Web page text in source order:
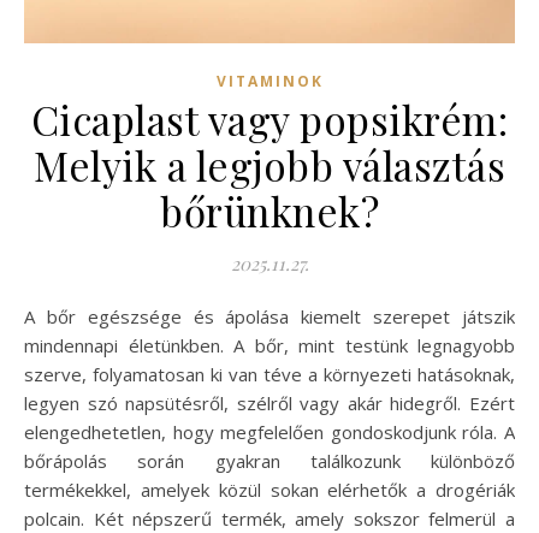
VITAMINOK
Cicaplast vagy popsikrém:
Melyik a legjobb választás
bőrünknek?
2025.11.27.
A bőr egészsége és ápolása kiemelt szerepet játszik
mindennapi életünkben. A bőr, mint testünk legnagyobb
szerve, folyamatosan ki van téve a környezeti hatásoknak,
legyen szó napsütésről, szélről vagy akár hidegről. Ezért
elengedhetetlen, hogy megfelelően gondoskodjunk róla. A
bőrápolás során gyakran találkozunk különböző
termékekkel, amelyek közül sokan elérhetők a drogériák
polcain. Két népszerű termék, amely sokszor felmerül a